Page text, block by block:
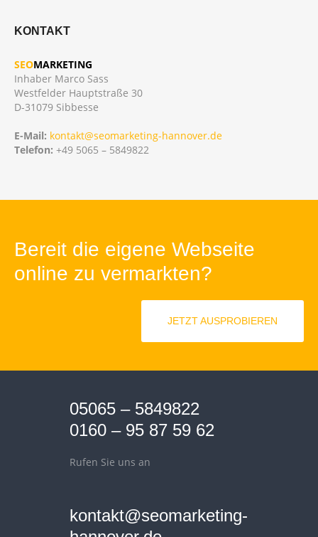
KONTAKT
SEOMARKETING
Inhaber Marco Sass
Westfelder Hauptstraße 30
D-31079 Sibbesse
E-Mail: kontakt@seomarketing-hannover.de
Telefon: +49 5065 – 5849822
Bereit die eigene Webseite
online zu vermarkten?
JETZT AUSPROBIEREN
05065 – 5849822
0160 – 95 87 59 62
Rufen Sie uns an
kontakt@seomarketing-